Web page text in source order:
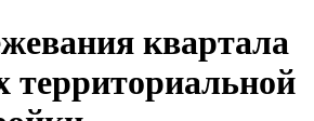
квартала
территориальной